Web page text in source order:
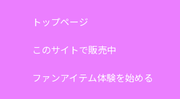
トップページ
このサイトで販売中
ファンアイテム体験を始める